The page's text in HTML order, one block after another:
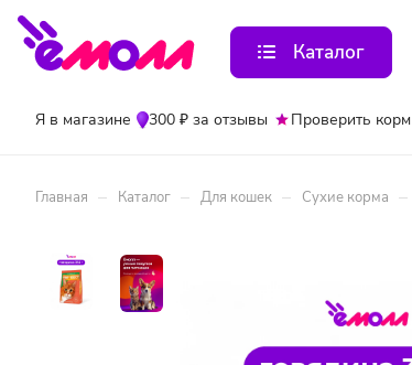
Каталог
Я в магазине 300 ₽ за отзывы Проверить корм
Главная – Каталог – Для кошек – Сухие корма –